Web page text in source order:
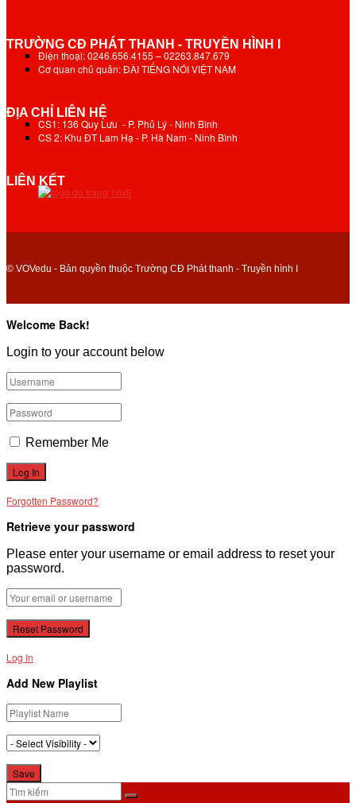
TRƯỜNG CĐ PHÁT THANH - TRUYỀN HÌNH I
Điện thoại: 0246.656.4155 – 02263.847.679
Cơ quan chủ quản: ĐÀI TIẾNG NÓI VIỆT NAM
ĐỊA CHỈ LIÊN HỆ
CS1: 136 Quy Lưu - P. Phủ Lý - Ninh Bình
CS 2: Khu ĐT Lam Hạ - P. Hà Nam - Ninh Bình
LIÊN KẾT
© VOVedu - Bản quyền thuộc Trường CĐ Phát thanh - Truyền hình I
Welcome Back!
Login to your account below
Remember Me
Forgotten Password?
Retrieve your password
Please enter your username or email address to reset your
password.
Log In
Add New Playlist